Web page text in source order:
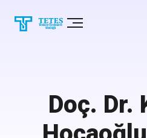
Doç. Dr.